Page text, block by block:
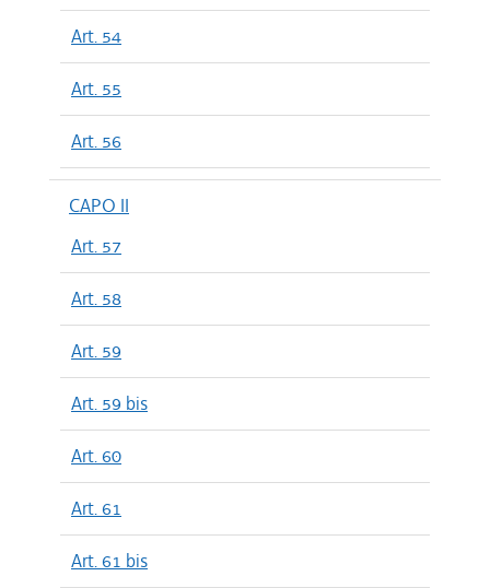
Art. 54
Art. 55
Art. 56
CAPO II
Art. 57
Art. 58
Art. 59
Art. 59 bis
Art. 60
Art. 61
Art. 61 bis